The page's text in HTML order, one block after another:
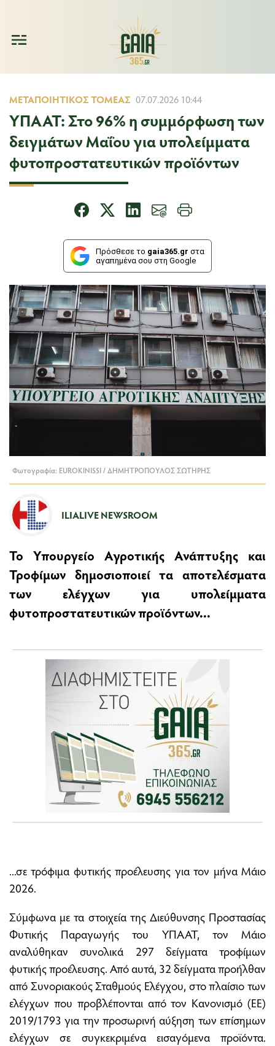
ΜΕΤΑΠΟΙΗΤΙΚΌΣ ΤΟΜΈΑΣ 07.07.2026 10:44
ΥΠΑΑΤ: Στο 96% η συμμόρφωση των
δειγμάτων Μαΐου για υπολείμματα
φυτοπροστατευτικών προϊόντων
Πρόσθεσε το gaia365.gr στα
αγαπημένα σου στη Google
Φωτογραφία: EUROKINISSI / ΔΗΜΗΤΡΟΠΟΥΛΟΣ ΣΩΤΗΡΗΣ
ILIALIVE NEWSROOM
Το Υπουργείο Αγροτικής Ανάπτυξης και
Τροφίμων δημοσιοποιεί τα αποτελέσματα
των ελέγχων για υπολείμματα
φυτοπροστατευτικών προϊόντων...
...σε τρόφιμα φυτικής προέλευσης για τον μήνα Μάιο
2026.
Σύμφωνα με τα στοιχεία της Διεύθυνσης Προστασίας
Φυτικής Παραγωγής του ΥΠΑΑΤ, τον Μάιο
αναλύθηκαν συνολικά 297 δείγματα τροφίμων
φυτικής προέλευσης. Από αυτά, 32 δείγματα προήλθαν
από Συνοριακούς Σταθμούς Ελέγχου, στο πλαίσιο των
ελέγχων που προβλέπονται από τον Κανονισμό (ΕΕ)
2019/1793 για την προσωρινή αύξηση των επίσημων
ελέγχων σε συγκεκριμένα εισαγόμενα προϊόντα.